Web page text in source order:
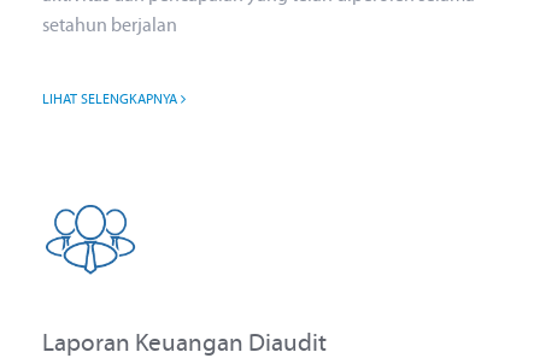
setahun berjalan
LIHAT SELENGKAPNYA
Laporan Keuangan Diaudit